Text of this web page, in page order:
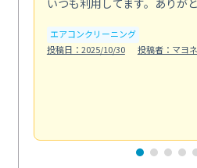
エアコンクリーニング
投稿日：2025/10/30
投稿者：マヨ